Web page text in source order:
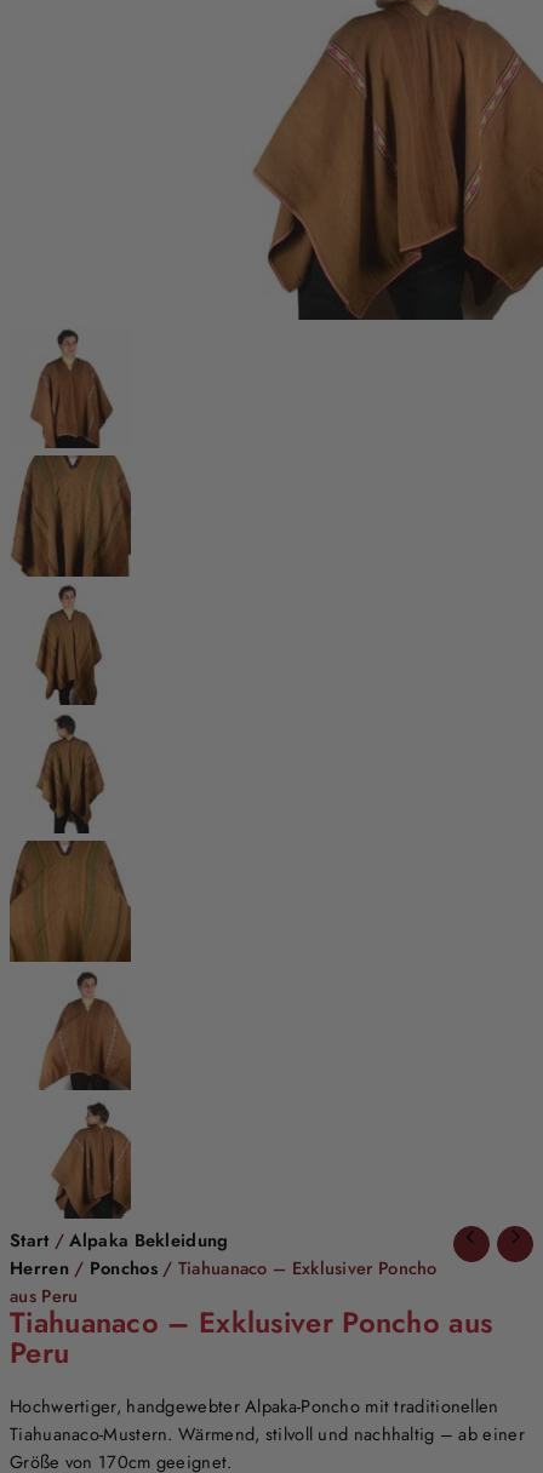
Start /Alpaka Bekleidung
Herren / Ponchos/ Tiahuanaco – Exklusiver Poncho
aus Peru
Tiahuanaco – Exklusiver Poncho aus
Peru
Hochwertiger, handgewebter Alpaka-Poncho mit traditionellen
Tiahuanaco-Mustern. Wärmend, stilvoll und nachhaltig – ab einer
Größe von 170cm geeignet.